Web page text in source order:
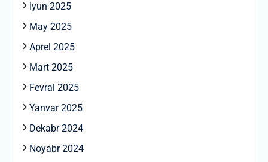
Iyun 2025
May 2025
Aprel 2025
Mart 2025
Fevral 2025
Yanvar 2025
Dekabr 2024
Noyabr 2024